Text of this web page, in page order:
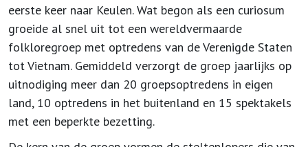
eerste keer naar Keulen. Wat begon als een curiosum
groeide al snel uit tot een wereldvermaarde
folkloregroep met optredens van de Verenigde Staten
tot Vietnam. Gemiddeld verzorgt de groep jaarlijks op
uitnodiging meer dan 20 groepsoptredens in eigen
land, 10 optredens in het buitenland en 15 spektakels
met een beperkte bezetting.